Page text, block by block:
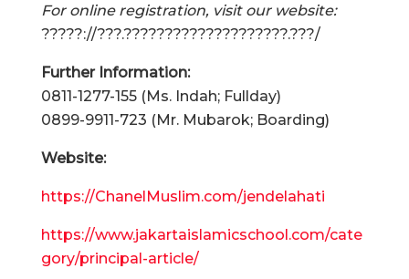
For online registration, visit our website:
?????://???.????????????????????.???/
Further Information:
0811-1277-155 (Ms. Indah; Fullday)
0899-9911-723 (Mr. Mubarok; Boarding)
Website:
https://ChanelMuslim.com/jendelahati
https://www.jakartaislamicschool.com/cate
gory/principal-article/